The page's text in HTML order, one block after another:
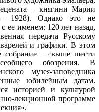
– княгини Марии
1928). Однако это не
ее именем: 120 лет назад,
передача Русскому
и графики. В этом
собрание – свыше шести
обозрения. В
музея-заповедника
юбилейным датам.
историей и культурой
лекционной программе